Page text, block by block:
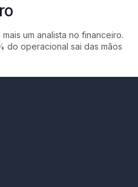
um analista no financeiro.
do operacional sai das mãos